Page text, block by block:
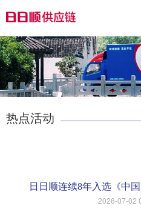
热点活动
日日顺连续8年入选《中
2026-07-02